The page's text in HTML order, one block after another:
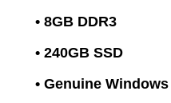
• 8GB DDR3
• 240GB SSD
• Genuine